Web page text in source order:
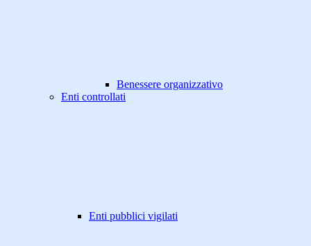
Benessere organizzativo
Enti controllati
Enti pubblici vigilati